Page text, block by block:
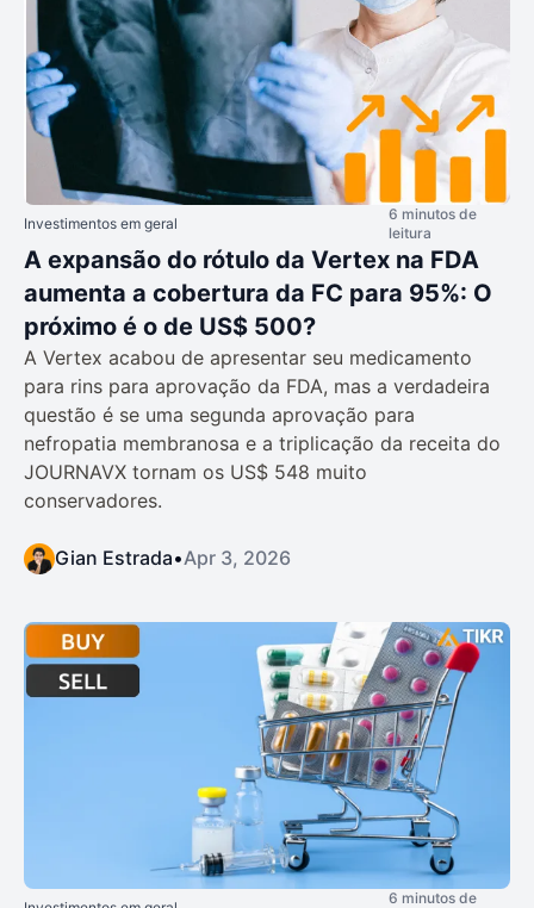
Investimentos em geral
6 minutos de
leitura
A expansão do rótulo da Vertex na FDA
aumenta a cobertura da FC para 95%: O
próximo é o de US$ 500?
A Vertex acabou de apresentar seu medicamento
para rins para aprovação da FDA, mas a verdadeira
questão é se uma segunda aprovação para
nefropatia membranosa e a triplicação da receita do
JOURNAVX tornam os US$ 548 muito
conservadores.
Gian Estrada•Apr 3, 2026
6 minutos de